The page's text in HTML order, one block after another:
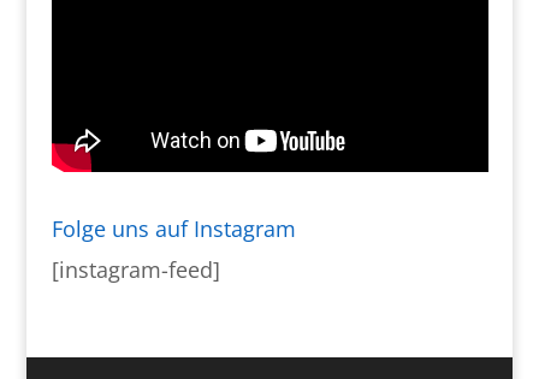
Folge uns auf Instagram
[instagram-feed]